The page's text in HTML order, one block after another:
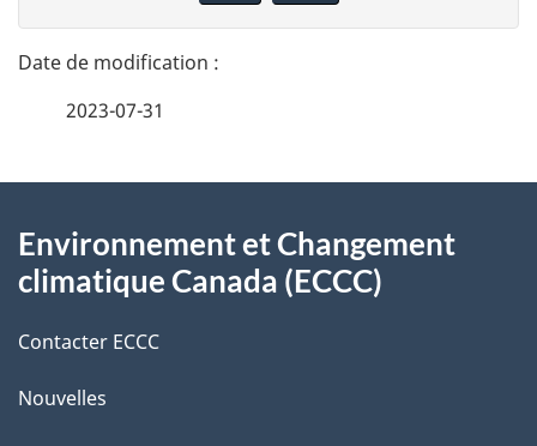
t
a
l
s
d
e
l
n
o
t
r
r
t
2023-07-31
propos
de
ce
site
Environnement et Changement
climatique Canada (ECCC)
Contacter ECCC
Nouvelles